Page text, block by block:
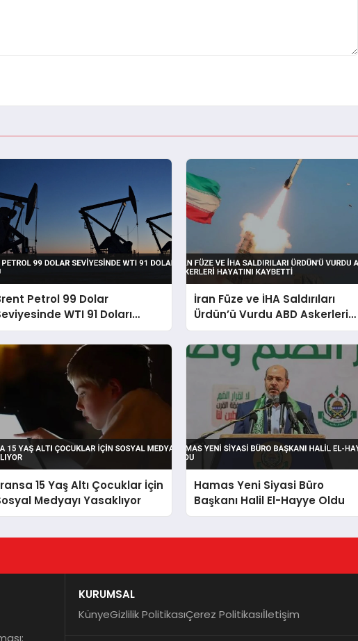
Petrol 99 Dolar
WTI 91 Doları
İran Füze ve İHA Saldırıları
Ürdün’ü Vurdu ABD Askerleri
Hayatını Kaybetti
15 Yaş Altı Çocuklar İçin
Medyayı Yasaklıyor
Hamas Yeni Siyasi Büro
Başkanı Halil El-Hayye Oldu
KURUMSAL
KünyeGizlilik PolitikasıÇerez Politikasıİletişim